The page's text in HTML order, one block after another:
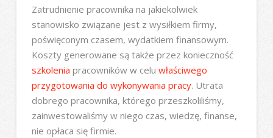
Zatrudnienie pracownika na jakiekolwiek
stanowisko związane jest z wysiłkiem firmy,
poświęconym czasem, wydatkiem finansowym.
Koszty generowane są także przez konieczność
szkolenia pracowników w celu właściwego
przygotowania do wykonywania pracy. Utrata
dobrego pracownika, którego przeszkoliliśmy,
zainwestowaliśmy w niego czas, wiedzę, finanse,
nie opłaca się firmie.